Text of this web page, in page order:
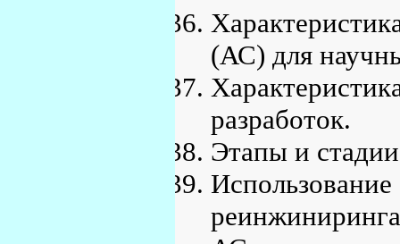
(АС) для
разработок.
Этапы и